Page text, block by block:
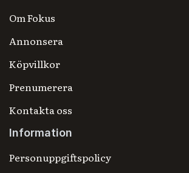
Om Fokus
Annonsera
Köpvillkor
Prenumerera
Kontakta oss
Information
Personuppgiftspolicy